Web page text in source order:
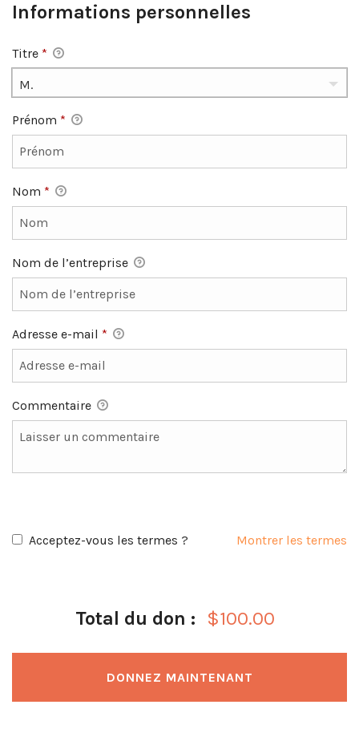
Informations personnelles
Titre *
Prénom *
Nom *
Nom de l’entreprise
Adresse e-mail *
Commentaire
Montrer les termes
Acceptez-vous les termes ?
Total du don : $100.00